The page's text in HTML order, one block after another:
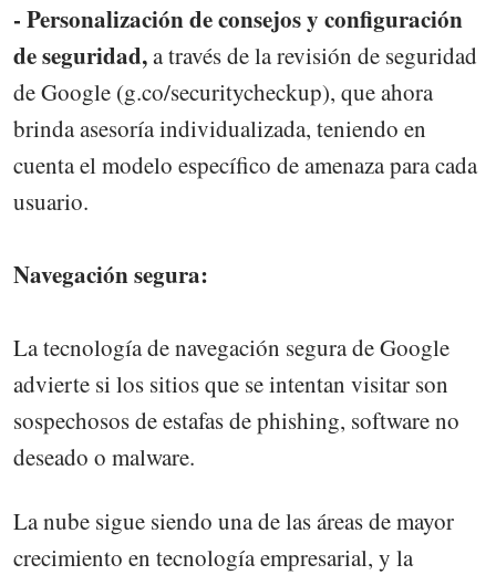
- Personalización de consejos y configuración
de seguridad,a través de la revisión de seguridad
de Google (g.co/securitycheckup), que ahora
brinda asesoría individualizada, teniendo en
cuenta el modelo específico de amenaza para cada
usuario.
Navegación segura:
La tecnología de navegación segura de Google
advierte si los sitios que se intentan visitar son
sospechosos de estafas de phishing, software no
deseado o malware.
La nube sigue siendo una de las áreas de mayor
crecimiento en tecnología empresarial, y la